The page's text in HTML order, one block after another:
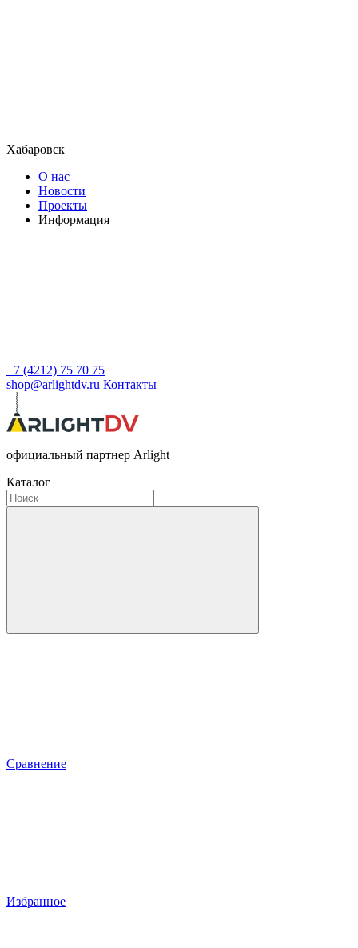
Хабаровск
О нас
Новости
Проекты
Информация
+7 (4212) 75 70 75
shop@arlightdv.ru Контакты
официальный партнер Arlight
Каталог
Сравнение
Избранное